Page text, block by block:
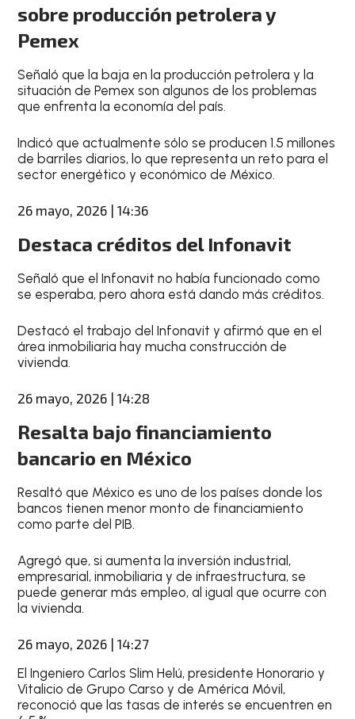
sobre producción petrolera y
Pemex
Señaló que la baja en la producción petrolera y la
situación de Pemex son algunos de los problemas
que enfrenta la economía del país.
Indicó que actualmente sólo se producen 1.5 millones
de barriles diarios, lo que representa un reto para el
sector energético y económico de México.
26 mayo, 2026 | 14:36
Destaca créditos del Infonavit
Señaló que el Infonavit no había funcionado como
se esperaba, pero ahora está dando más créditos.
Destacó el trabajo del Infonavit y afirmó que en el
área inmobiliaria hay mucha construcción de
vivienda.
26 mayo, 2026 | 14:28
Resalta bajo financiamiento
bancario en México
Resaltó que México es uno de los países donde los
bancos tienen menor monto de financiamiento
como parte del PIB.
Agregó que, si aumenta la inversión industrial,
empresarial, inmobiliaria y de infraestructura, se
puede generar más empleo, al igual que ocurre con
la vivienda.
26 mayo, 2026 | 14:27
El Ingeniero Carlos Slim Helú, presidente Honorario y
Vitalicio de Grupo Carso y de América Móvil,
reconoció que las tasas de interés se encuentren en